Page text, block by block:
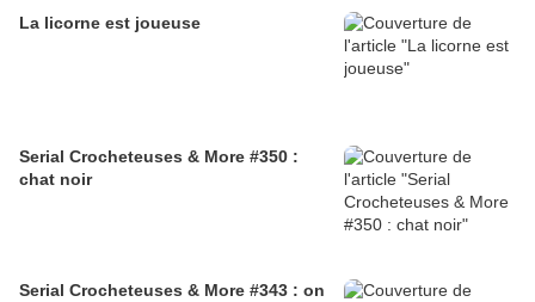
La licorne est joueuse
Serial Crocheteuses & More #350 :
chat noir
Serial Crocheteuses & More #343 : on